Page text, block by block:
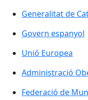
Generalitat de
Generalitat de
Govern espanyol
Govern espanyol
Unió Europea
Unió Europea
Administració
Administració
Federació de
Federació de